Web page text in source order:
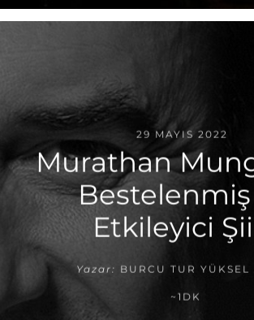
29 MAYIS 2022
Murathan
Bestelenmiş
Etkileyici
Yazar: BURCU TUR YÜKSEL
~1DK